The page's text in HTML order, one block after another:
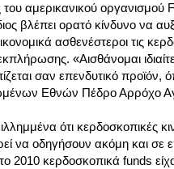
του αμερικανικού οργανισμού
βλέπει ορατό κίνδυνο να
ασθενέστεροι τις
«Αισθάνομαι
σαν επενδυτικό
Εθνών Πέδρο Αρρόχο
ότι κερδοσκοπικές
οδηγήσουν ακόμη και σε
2010 κερδοσκοπικά funds